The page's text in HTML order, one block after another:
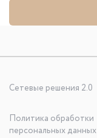
Сетевые решения 2.0
Политика обработки
персональных данных